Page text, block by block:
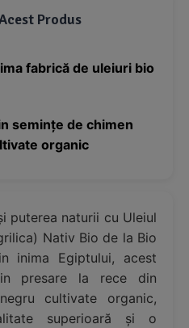
Produs
fabrică de uleiuri bio
semințe de chimen
organic
puterea naturii cu Uleiul
Nativ Bio de la Bio
inima Egiptului, acest
presare la rece din
cultivate organic,
superioară și o